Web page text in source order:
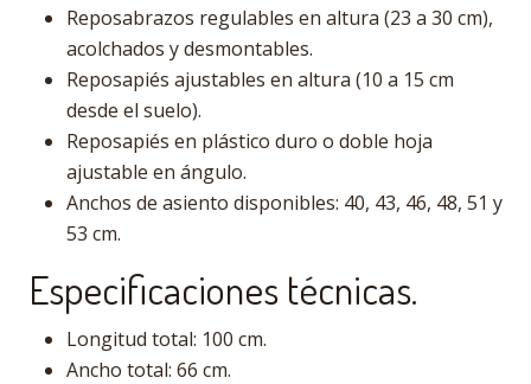
Reposabrazos regulables en altura (23 a 30 cm),
acolchados y desmontables.
Reposapiés ajustables en altura (10 a 15 cm
desde el suelo).
Reposapiés en plástico duro o doble hoja
ajustable en ángulo.
Anchos de asiento disponibles: 40, 43, 46, 48, 51 y
53 cm.
Especificaciones técnicas.
Longitud total: 100 cm.
Ancho total: 66 cm.